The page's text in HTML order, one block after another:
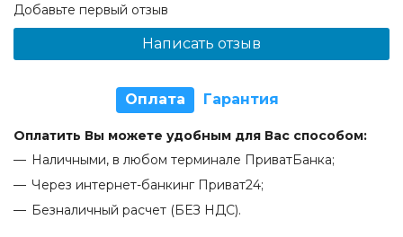
Добавьте первый отзыв
Написать отзыв
Оплата Гарантия
Оплатить Вы можете удобным для Вас способом:
Наличными, в любом терминале ПриватБанка;
Через интернет-банкинг Приват24;
Безналичный расчет (БЕЗ НДС).